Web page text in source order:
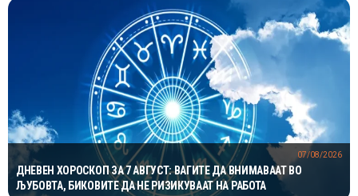
ДНЕВЕН ХОРОСКОП ЗА 7 АВГУСТ: ВАГИТЕ ДА ВНИМАВААТ ВО
ЉУБОВТА, БИКОВИТЕ ДА НЕ РИЗИКУВААТ НА РАБОТА
07/08/2026